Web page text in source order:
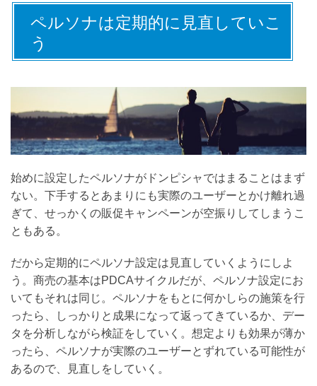
ペルソナは定期的に見直していこ
う
始めに設定したペルソナがドンピシャではまることはまず
ない。下手するとあまりにも実際のユーザーとかけ離れ過
ぎて、せっかくの販促キャンペーンが空振りしてしまうこ
ともある。
だから定期的にペルソナ設定は見直していくようにしよ
う。商売の基本はPDCAサイクルだが、ペルソナ設定にお
いてもそれは同じ。ペルソナをもとに何かしらの施策を行
ったら、しっかりと成果になって返ってきているか、デー
タを分析しながら検証をしていく。想定よりも効果が薄か
ったら、ペルソナが実際のユーザーとずれている可能性が
あるので、見直しをしていく。